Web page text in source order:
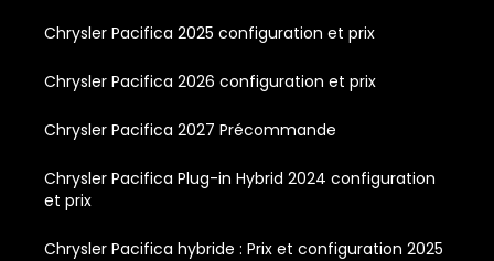
Chrysler Pacifica 2025 configuration et prix
Chrysler Pacifica 2026 configuration et prix
Chrysler Pacifica 2027 Précommande
Chrysler Pacifica Plug-in Hybrid 2024 configuration
et prix
Chrysler Pacifica hybride : Prix et configuration 2025